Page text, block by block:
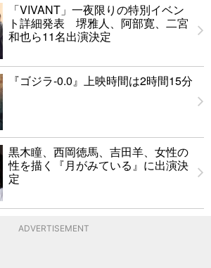
「VIVANT」一夜限りの特別イベン
ト詳細発表 堺雅人、阿部寛、二宮
和也ら11名出演決定
『ゴジラ-0.0』上映時間は2時間15分
黒木瞳、西岡徳馬、吉田羊、女性の
性を描く『月がみている』に出演決
定
ADVERTISEMENT